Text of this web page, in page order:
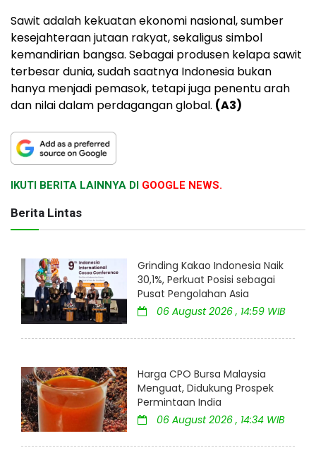
Sawit adalah kekuatan ekonomi nasional, sumber
kesejahteraan jutaan rakyat, sekaligus simbol
kemandirian bangsa. Sebagai produsen kelapa sawit
terbesar dunia, sudah saatnya Indonesia bukan
hanya menjadi pemasok, tetapi juga penentu arah
dan nilai dalam perdagangan global. (A3)
IKUTI BERITA LAINNYA DI GOOGLE NEWS.
Berita Lintas
Grinding Kakao Indonesia Naik
30,1%, Perkuat Posisi sebagai
Pusat Pengolahan Asia
06 August 2026 , 14:59 WIB
Harga CPO Bursa Malaysia
Menguat, Didukung Prospek
Permintaan India
06 August 2026 , 14:34 WIB